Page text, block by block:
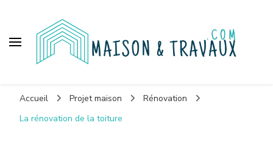
Accueil Projet maison
Rénovation
La rénovation de la toiture